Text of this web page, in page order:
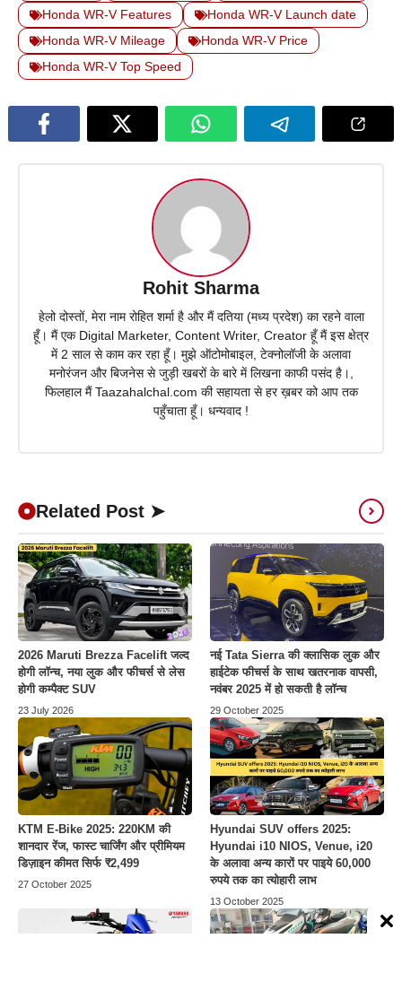
Honda WR-V Features
Honda WR-V Launch date
Honda WR-V Mileage
Honda WR-V Price
Honda WR-V Top Speed
Rohit Sharma
हेलो दोस्तों, मेरा नाम रोहित शर्मा है और मैं दतिया (मध्य प्रदेश) का रहने वाला
हूँ। मैं एक Digital Marketer, Content Writer, Creator हूँ मैं इस क्षेत्र
में 2 साल से काम कर रहा हूँ। मुझे ऑटोमोबाइल, टेक्नोलॉजी के अलावा
मनोरंजन और बिजनेस से जुड़ी खबरों के बारे में लिखना काफी पसंद है।,
फिलहाल मैं Taazahalchal.com की सहायता से हर ख़बर को आप तक
पहुँचाता हूँ। धन्यवाद !
Related Post ➤
2026 Maruti Brezza Facelift जल्द
होगी लॉन्च, नया लुक और फीचर्स से लेस
होगी कम्पैक्ट SUV
23 July 2026
नई Tata Sierra की क्लासिक लुक और
हाईटेक फीचर्स के साथ खतरनाक वापसी,
नवंबर 2025 में हो सकती है लॉन्च
29 October 2025
KTM E-Bike 2025: 220KM की
शानदार रेंज, फास्ट चार्जिंग और प्रीमियम
डिज़ाइन कीमत सिर्फ ₹2,499
27 October 2025
Hyundai SUV offers 2025:
Hyundai i10 NIOS, Venue, i20
के अलावा अन्य कारों पर पाइये 60,000
रुपये तक का त्योहारी लाभ
13 October 2025